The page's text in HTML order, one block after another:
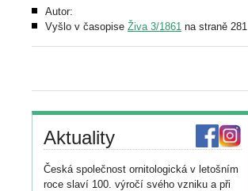
Autor:
Vyšlo v časopise Živa 3/1861 na straně 281
Aktuality
Česká společnost ornitologická v letošním
roce slaví 100. výročí svého vzniku a při